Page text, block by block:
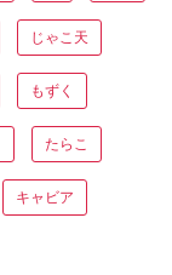
じゃこ天
もずく
たらこ
キャビア